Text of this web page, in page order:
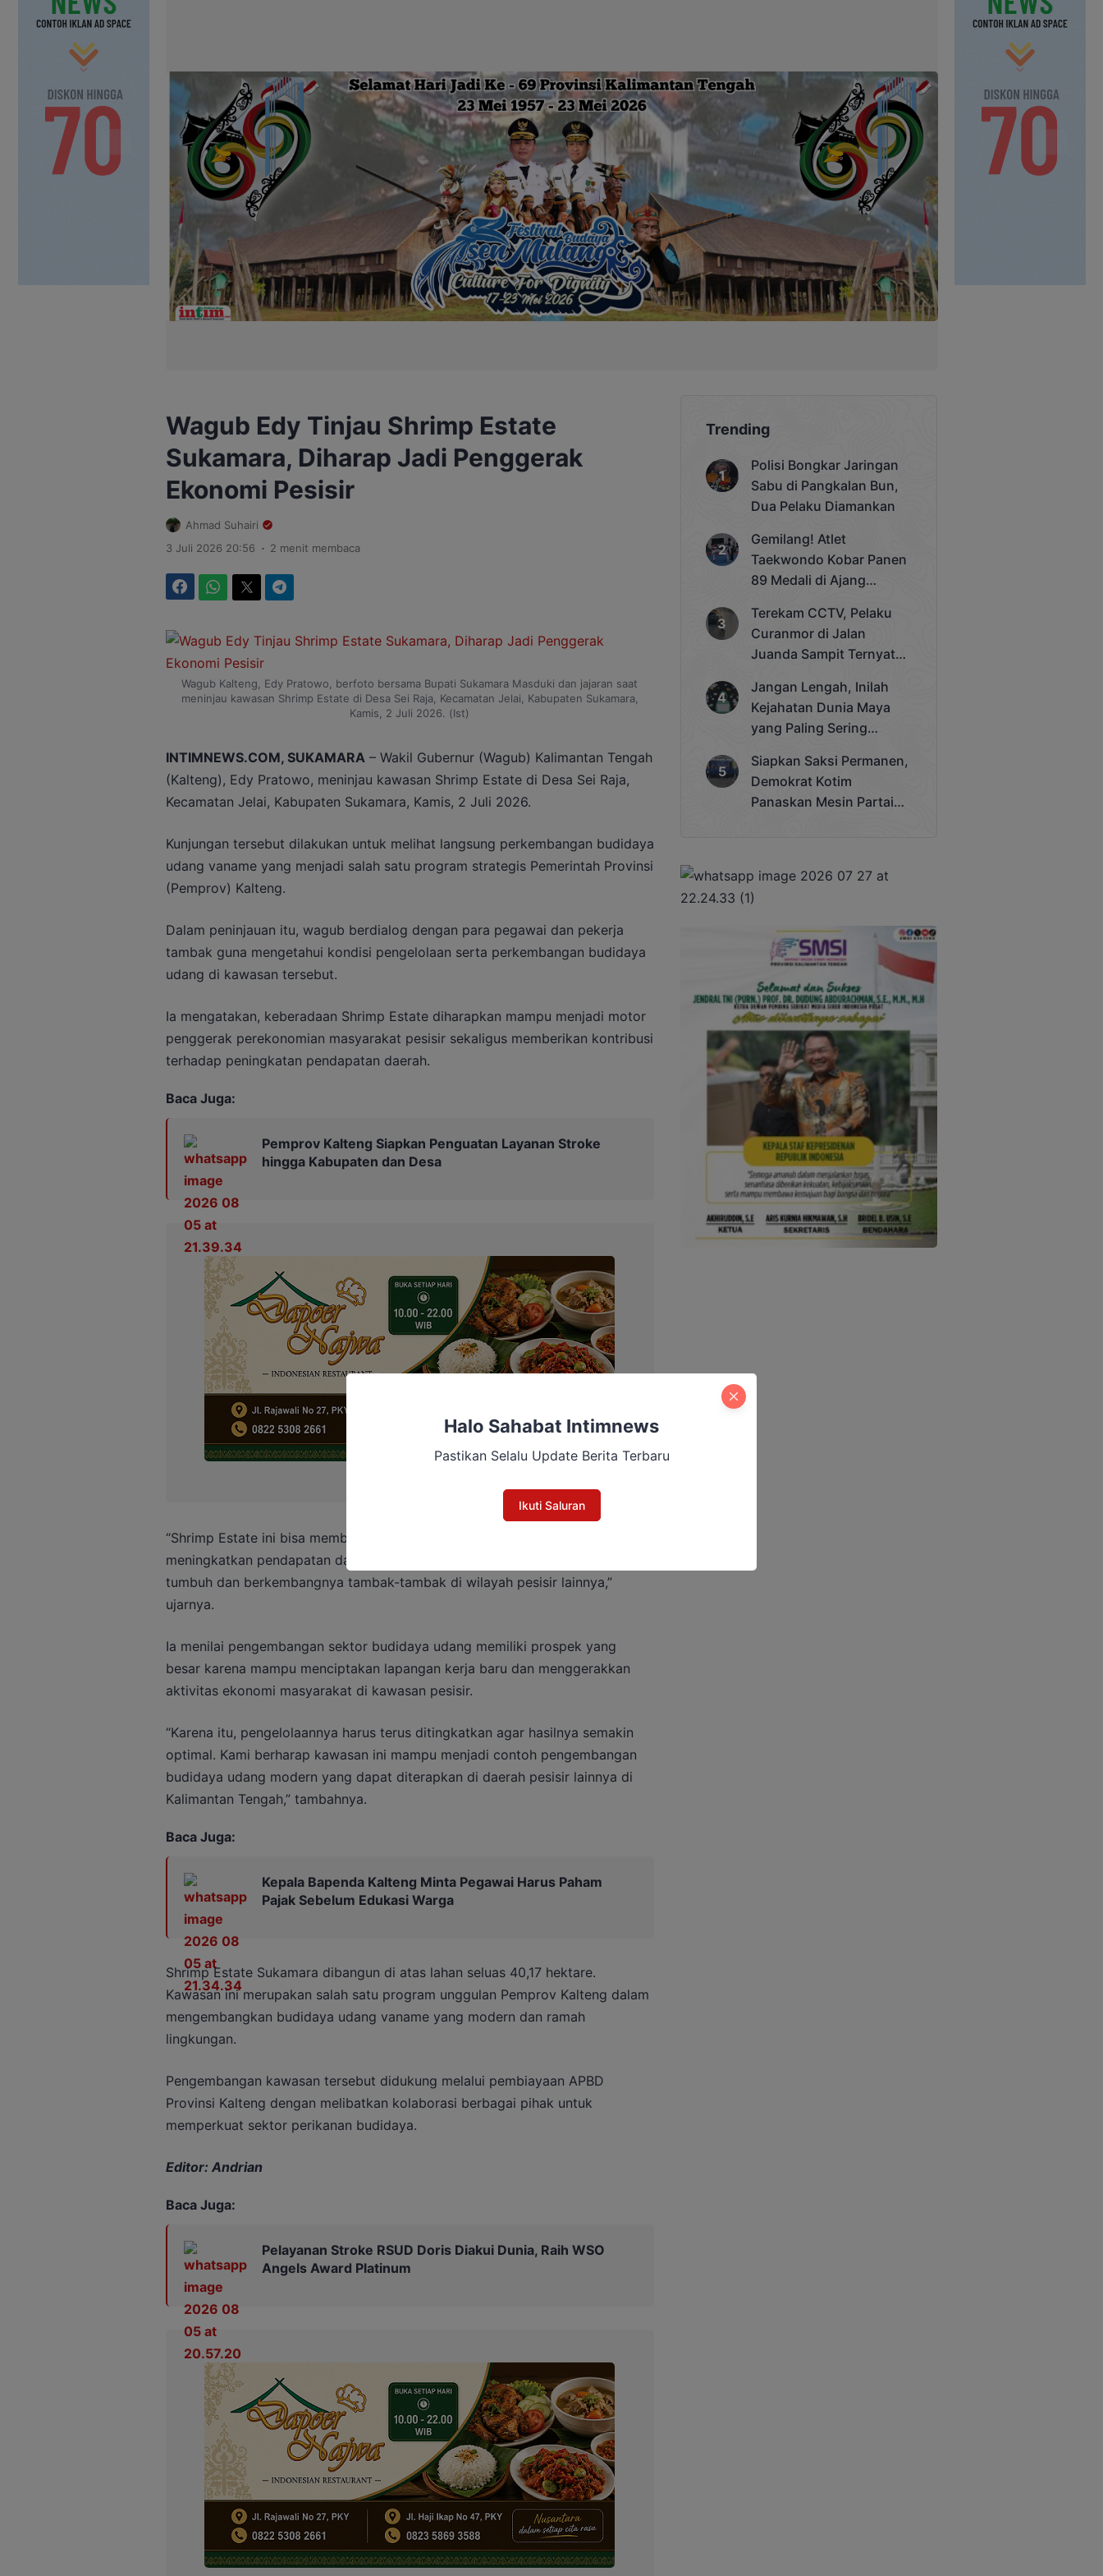
Wagub Edy Tinjau Shrimp Estate
Sukamara, Diharap Jadi Penggerak
Ekonomi Pesisir
Ahmad Suhairi
3 Juli 2026 20:56 . 2 menit membaca
Wagub Kalteng, Edy Pratowo, berfoto bersama Bupati Sukamara Masduki dan jajaran saat
meninjau kawasan Shrimp Estate di Desa Sei Raja, Kecamatan Jelai, Kabupaten Sukamara,
Kamis, 2 Juli 2026. (Ist)
INTIMNEWS.COM, SUKAMARA – Wakil Gubernur (Wagub) Kalimantan Tengah
(Kalteng), Edy Pratowo, meninjau kawasan Shrimp Estate di Desa Sei Raja,
Kecamatan Jelai, Kabupaten Sukamara, Kamis, 2 Juli 2026.
Kunjungan tersebut dilakukan untuk melihat langsung perkembangan budidaya
udang vaname yang menjadi salah satu program strategis Pemerintah Provinsi
(Pemprov) Kalteng.
Dalam peninjauan itu, wagub berdialog dengan para pegawai dan pekerja
tambak guna mengetahui kondisi pengelolaan serta perkembangan budidaya
udang di kawasan tersebut.
Ia mengatakan, keberadaan Shrimp Estate diharapkan mampu menjadi motor
penggerak perekonomian masyarakat pesisir sekaligus memberikan kontribusi
terhadap peningkatan pendapatan daerah.
Baca Juga:
Pemprov Kalteng Siapkan Penguatan Layanan Stroke
hingga Kabupaten dan Desa
“Shrimp Estate ini bisa memberi dampak sosial ekonomi bagi masyarakat,
meningkatkan pendapatan daerah, serta menjadi role model dan pemicu
tumbuh dan berkembangnya tambak-tambak di wilayah pesisir lainnya,”
ujarnya.
Ia menilai pengembangan sektor budidaya udang memiliki prospek yang
besar karena mampu menciptakan lapangan kerja baru dan menggerakkan
aktivitas ekonomi masyarakat di kawasan pesisir.
“Karena itu, pengelolaannya harus terus ditingkatkan agar hasilnya semakin
optimal. Kami berharap kawasan ini mampu menjadi contoh pengembangan
budidaya udang modern yang dapat diterapkan di daerah pesisir lainnya di
Kalimantan Tengah,” tambahnya.
Baca Juga:
Kepala Bapenda Kalteng Minta Pegawai Harus Paham
Pajak Sebelum Edukasi Warga
Shrimp Estate Sukamara dibangun di atas lahan seluas 40,17 hektare.
Kawasan ini merupakan salah satu program unggulan Pemprov Kalteng dalam
mengembangkan budidaya udang vaname yang modern dan ramah
lingkungan.
Pengembangan kawasan tersebut didukung melalui pembiayaan APBD
Provinsi Kalteng dengan melibatkan kolaborasi berbagai pihak untuk
memperkuat sektor perikanan budidaya.
Editor: Andrian
Baca Juga:
Pelayanan Stroke RSUD Doris Diakui Dunia, Raih WSO
Angels Award Platinum
Trending
Polisi Bongkar Jaringan
Sabu di Pangkalan Bun,
Dua Pelaku Diamankan
Gemilang! Atlet
Taekwondo Kobar Panen
89 Medali di Ajang
Cup 2025
Terekam CCTV, Pelaku
Curanmor di Jalan
Juanda Sampit Ternyata
Jangan Lengah, Inilah
Kejahatan Dunia Maya
yang Paling Sering
Siapkan Saksi Permanen,
Demokrat Kotim
Panaskan Mesin Partai
Halo Sahabat Intimnews
Pastikan Selalu Update Berita Terbaru
Ikuti Saluran